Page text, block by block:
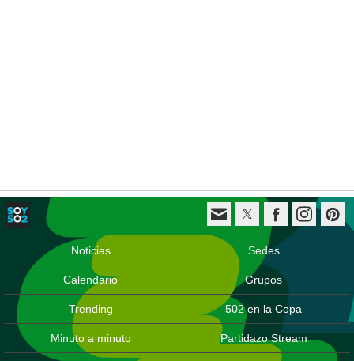
Noticias Sedes
Calendario Grupos
Trending 502 en la Copa
Minuto a minuto Partidazo Stream